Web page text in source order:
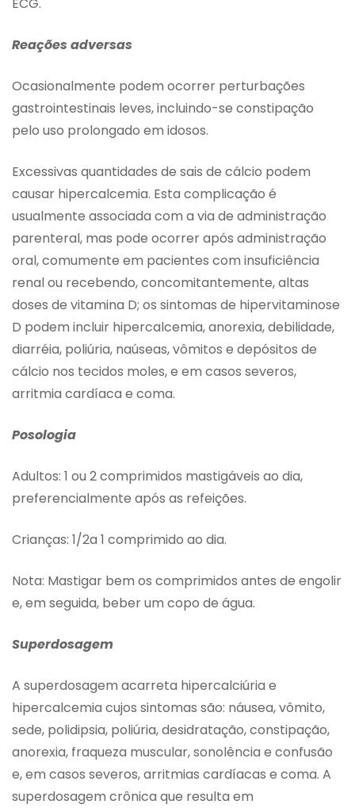
Reações adversas
Ocasionalmente podem ocorrer perturbações
gastrointestinais leves, incluindo-se constipação
pelo uso prolongado em idosos.
Excessivas quantidades de sais de cálcio podem
causar hipercalcemia. Esta complicação é
usualmente associada com a via de administração
parenteral, mas pode ocorrer após administração
oral, comumente em pacientes com insuficiência
renal ou recebendo, concomitantemente, altas
doses de vitamina D; os sintomas de hipervitaminose
D podem incluir hipercalcemia, anorexia, debilidade,
diarréia, poliúria, naúseas, vômitos e depósitos de
cálcio nos tecidos moles, e em casos severos,
arritmia cardíaca e coma.
Posologia
Adultos: 1 ou 2 comprimidos mastigáveis ao dia,
preferencialmente após as refeições.
Crianças: 1/2a 1 comprimido ao dia.
Nota: Mastigar bem os comprimidos antes de engolir
e, em seguida, beber um copo de água.
Superdosagem
A superdosagem acarreta hipercalciúria e
hipercalcemia cujos sintomas são: náusea, vômito,
sede, polidipsia, poliúria, desidratação, constipação,
anorexia, fraqueza muscular, sonolência e confusão
e, em casos severos, arritmias cardíacas e coma. A
superdosagem crônica que resulta em